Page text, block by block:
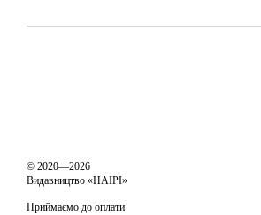
© 2020—2026
Видавництво «НАІРІ»
Приймаємо до оплати